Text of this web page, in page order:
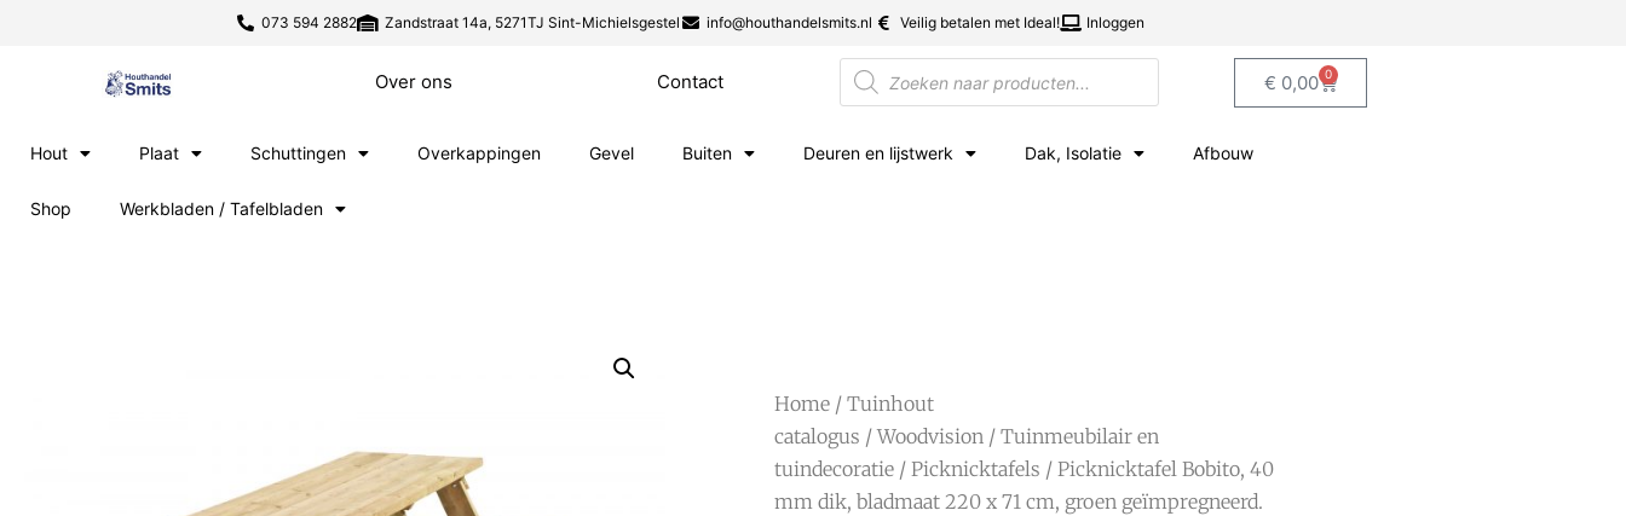
073 594 2882 Zandstraat 14a, 5271TJ Sint-Michielsgestel info@houthandelsmits.nl Veilig betalen met Ideal! Inloggen
Over ons Contact € 0,00 0
Hout Plaat Schuttingen Overkappingen Gevel Buiten Deuren en lijstwerk Dak, Isolatie Afbouw
Shop Werkbladen / Tafelbladen
Home / Tuinhout
catalogus /Woodvision / Tuinmeubilair en
tuindecoratie / Picknicktafels / Picknicktafel Bobito, 40
mm dik, bladmaat 220 x 71 cm, groen geïmpregneerd.